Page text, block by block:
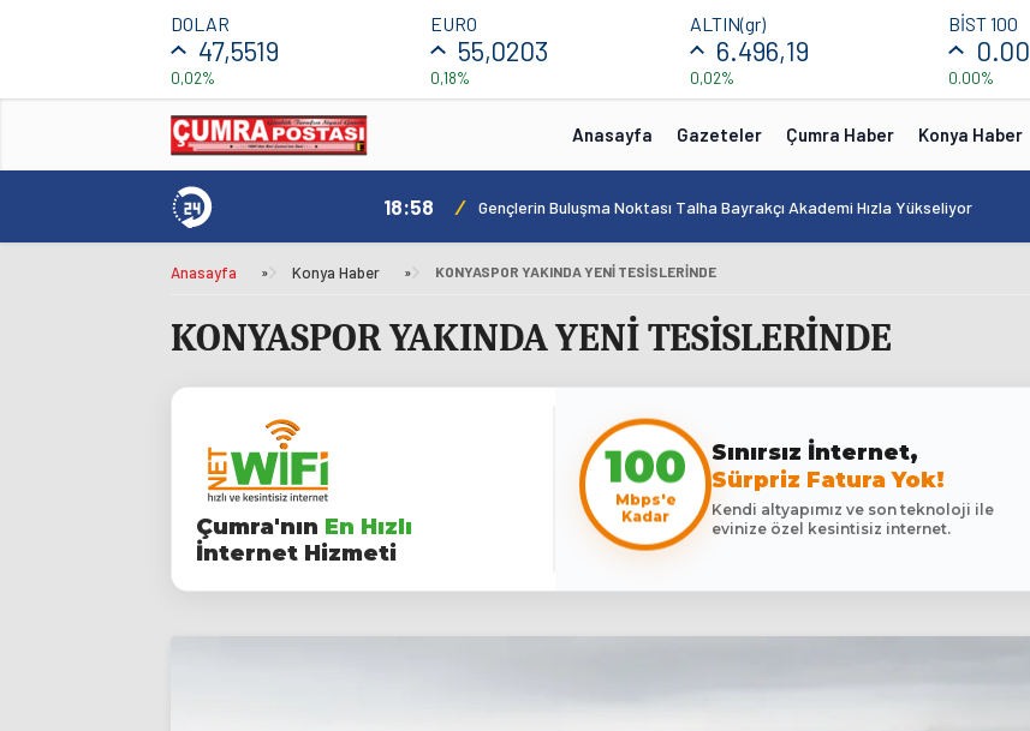
DOLAR
47,5519
0,02%
EURO
55,0203
0,18%
ALTIN(gr)
6.496,19
0,02%
BİST 100
0.00
0.00%
Anasayfa Gazeteler Çumra Haber Konya Haber
18:58 / Gençlerin Buluşma Noktası Talha Bayrakçı Akademi Hızla Yükseliyor
Anasayfa » Konya Haber » KONYASPOR YAKINDA YENİ TESİSLERİNDE
KONYASPOR YAKINDA YENİ TESİSLERİNDE
Çumra'nın En Hızlı
İnternet Hizmeti
100
Mbps'e
Kadar
Sınırsız İnternet,
Sürpriz Fatura Yok!
Kendi altyapımız ve son teknoloji ile
evinize özel kesintisiz internet.